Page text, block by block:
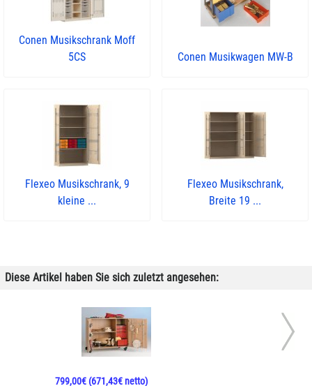
Conen Musikschrank Moff
5CS
Conen Musikwagen MW-B
Flexeo Musikschrank, 9
kleine ...
Flexeo Musikschrank,
Breite 19 ...
Diese Artikel haben Sie sich zuletzt angesehen:
799,00€(671,43€ netto)